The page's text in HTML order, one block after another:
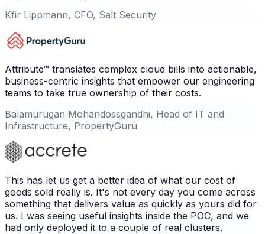
Kfir Lippmann, CFO, Salt Security
Attribute™ translates complex cloud bills into actionable,
business-centric insights that empower our engineering
teams to take true ownership of their costs.
Balamurugan Mohandossgandhi, Head of IT and
Infrastructure, PropertyGuru
This has let us get a better idea of what our cost of
goods sold really is. It's not every day you come across
something that delivers value as quickly as yours did for
us. I was seeing useful insights inside the POC, and we
had only deployed it to a couple of real clusters.